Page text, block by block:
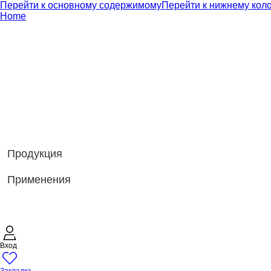
Перейти к основному содержимомуПерейти к нижнему
Home
Продукция
Применения
Вход